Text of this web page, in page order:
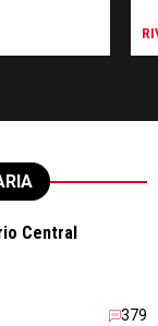
Central
379